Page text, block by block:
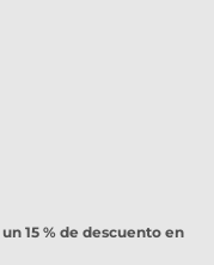
un 15 % de descuento en